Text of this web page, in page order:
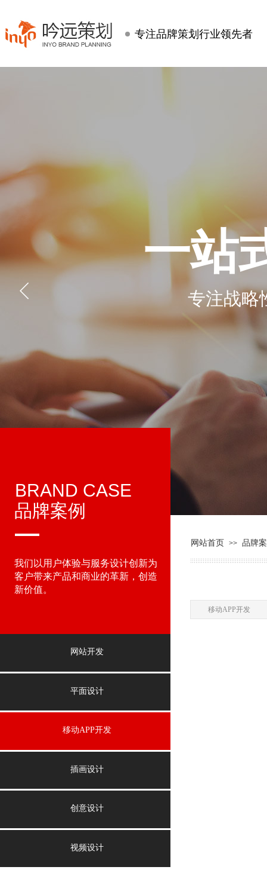
专注品牌策划行业领先者
一站
专注战略
品牌案例
BRAND CASE
我们以用户体验与服务设计创新为
客户带来产品和商业的革新，创造
新价值。
网站首页 >> 品牌
移动APP开发
网站开发
平面设计
移动APP开发
插画设计
创意设计
视频设计